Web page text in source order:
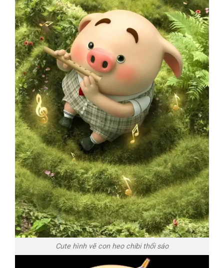
Cute hình vẽ con heo chibi thổi sáo